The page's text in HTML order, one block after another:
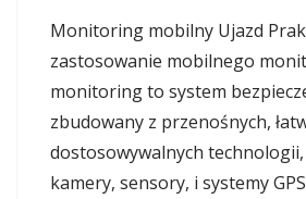
Monitoring mobilny Ujazd
zastosowanie mobilnego
monitoring to system
zbudowany z przenośnych,
dostosowywalnych
kamery, sensory, i systemy